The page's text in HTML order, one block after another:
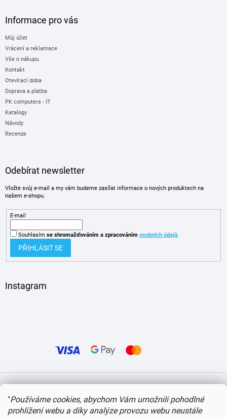
"Používáme cookies, abychom Vám umožnili pohodlné
prohlížení webu a díky analýze provozu webu neustále
Informace pro vás
Můj účet
Vrácení a reklamace
Vše o nákupu
Kontakt
Otevírací doba
Doprava a platba
PK computers - IT
Katalogy
Návody
Recenze
Odebírat newsletter
Vložte svůj e-mail a my vám budeme zasílat informace o nových produktech na
našem e-shopu.
E-mail
Souhlasím se shromažďováním a zpracováním osobních údajů.
PŘIHLÁSIT SE
Instagram